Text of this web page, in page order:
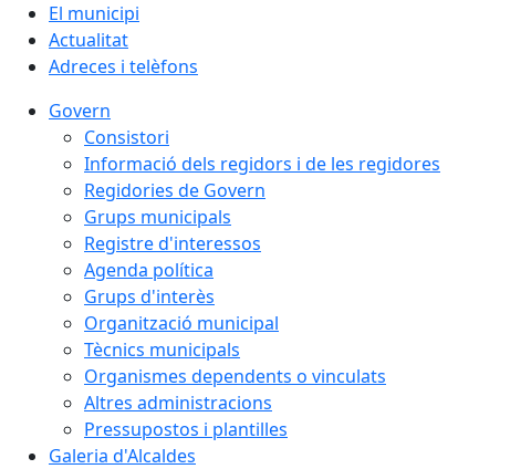
El municipi
Actualitat
Adreces i telèfons
Govern
Consistori
Informació dels regidors i de les regidores
Regidories de Govern
Grups municipals
Registre d'interessos
Agenda política
Grups d'interès
Organització municipal
Tècnics municipals
Organismes dependents o vinculats
Altres administracions
Pressupostos i plantilles
Galeria d'Alcaldes